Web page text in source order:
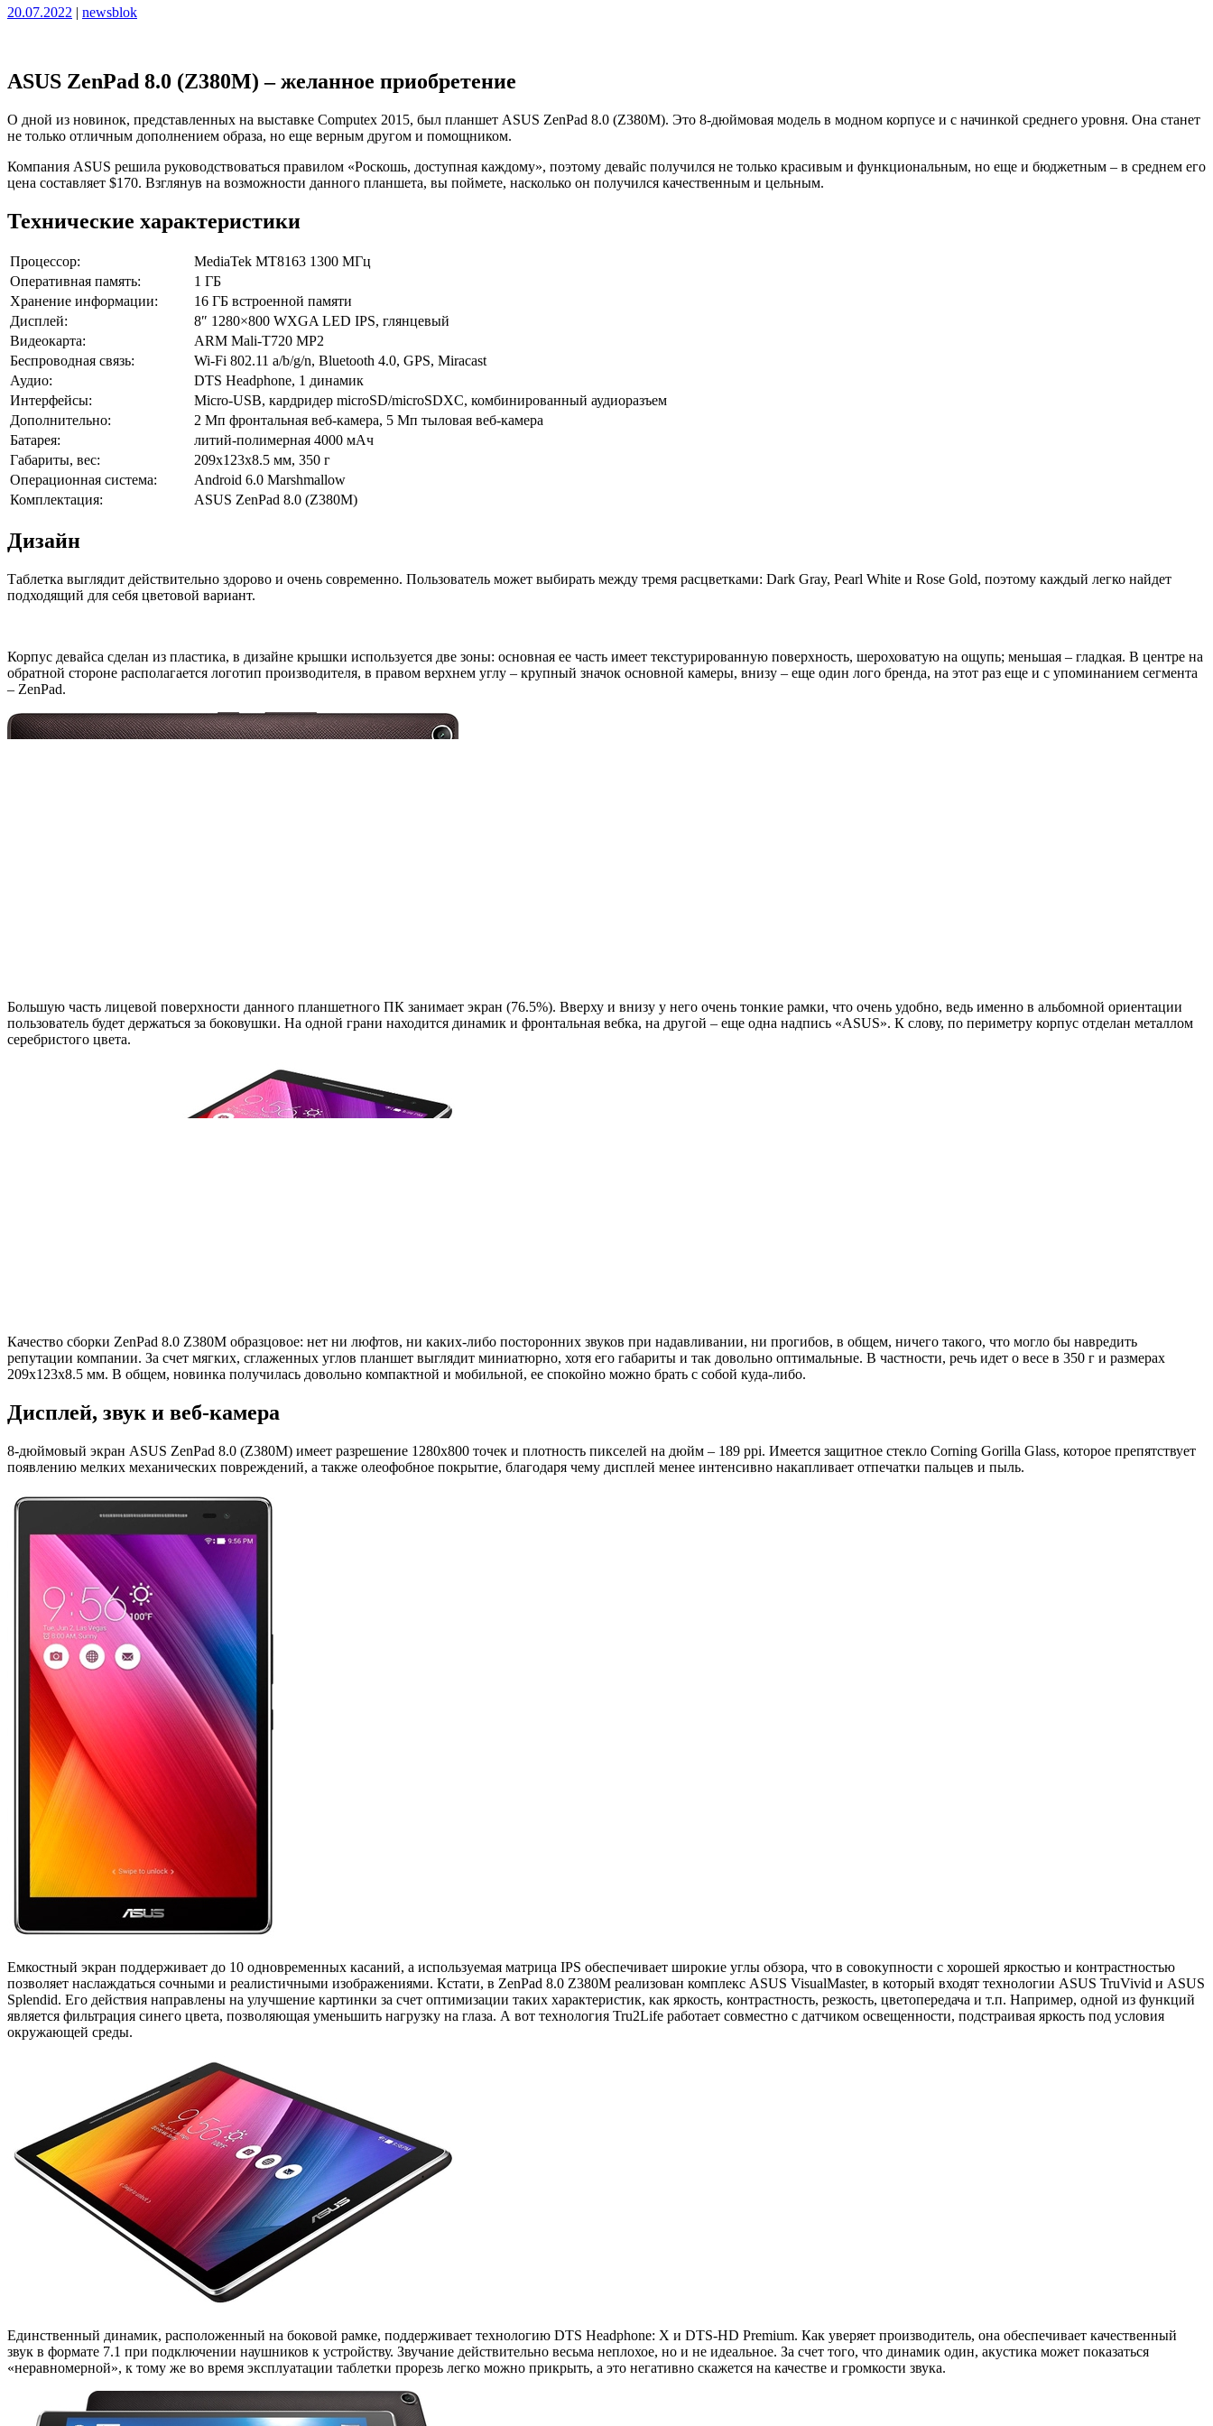
Опубликовано
20.07.2022 | Опубликовано
newsblok
ASUS ZenPad 8.0 (Z380M) – желанное приобретение
О дной из новинок, представленных на выставке Computex 2015, был планшет ASUS ZenPad 8.0 (Z380M). Это 8-дюймовая модель в модном корпусе и с начинкой среднего уровня. Она станет
не только отличным дополнением образа, но еще верным другом и помощником.
Компания ASUS решила руководствоваться правилом «Роскошь, доступная каждому», поэтому девайс получился не только красивым и функциональным, но еще и бюджетным – в среднем его
цена составляет $170. Взглянув на возможности данного планшета, вы поймете, насколько он получился качественным и цельным.
Технические характеристики
Процессор:
MediaTek MT8163 1300 МГц
Оперативная память:
1 ГБ
Хранение информации:
16 ГБ встроенной памяти
Дисплей:
8″ 1280×800 WXGA LED IPS, глянцевый
Видеокарта:
ARM Mali-T720 MP2
Беспроводная связь:
Wi-Fi 802.11 a/b/g/n, Bluetooth 4.0, GPS, Miracast
Аудио:
DTS Headphone, 1 динамик
Интерфейсы:
Micro-USB, кардридер microSD/microSDXC, комбинированный аудиоразъем
Дополнительно:
2 Мп фронтальная веб-камера, 5 Мп тыловая веб-камера
Батарея:
литий-полимерная 4000 мАч
Габариты, вес:
209х123х8.5 мм, 350 г
Операционная система:
Android 6.0 Marshmallow
Комплектация:
ASUS ZenPad 8.0 (Z380M)
Дизайн
Таблетка выглядит действительно здорово и очень современно. Пользователь может выбирать между тремя расцветками: Dark Gray, Pearl White и Rose Gold, поэтому каждый легко найдет
подходящий для себя цветовой вариант.
Корпус девайса сделан из пластика, в дизайне крышки используется две зоны: основная ее часть имеет текстурированную поверхность, шероховатую на ощупь; меньшая – гладкая. В центре на
обратной стороне располагается логотип производителя, в правом верхнем углу – крупный значок основной камеры, внизу – еще один лого бренда, на этот раз еще и с упоминанием сегмента
– ZenPad.
Большую часть лицевой поверхности данного планшетного ПК занимает экран (76.5%). Вверху и внизу у него очень тонкие рамки, что очень удобно, ведь именно в альбомной ориентации
пользователь будет держаться за боковушки. На одной грани находится динамик и фронтальная вебка, на другой – еще одна надпись «ASUS». К слову, по периметру корпус отделан металлом
серебристого цвета.
Качество сборки ZenPad 8.0 Z380M образцовое: нет ни люфтов, ни каких-либо посторонних звуков при надавливании, ни прогибов, в общем, ничего такого, что могло бы навредить
репутации компании. За счет мягких, сглаженных углов планшет выглядит миниатюрно, хотя его габариты и так довольно оптимальные. В частности, речь идет о весе в 350 г и размерах
209х123х8.5 мм. В общем, новинка получилась довольно компактной и мобильной, ее спокойно можно брать с собой куда-либо.
Дисплей, звук и веб-камера
8-дюймовый экран ASUS ZenPad 8.0 (Z380M) имеет разрешение 1280х800 точек и плотность пикселей на дюйм – 189 ppi. Имеется защитное стекло Corning Gorilla Glass, которое препятствует
появлению мелких механических повреждений, а также олеофобное покрытие, благодаря чему дисплей менее интенсивно накапливает отпечатки пальцев и пыль.
Емкостный экран поддерживает до 10 одновременных касаний, а используемая матрица IPS обеспечивает широкие углы обзора, что в совокупности с хорошей яркостью и контрастностью
позволяет наслаждаться сочными и реалистичными изображениями. Кстати, в ZenPad 8.0 Z380M реализован комплекс ASUS VisualMaster, в который входят технологии ASUS TruVivid и ASUS
Splendid. Его действия направлены на улучшение картинки за счет оптимизации таких характеристик, как яркость, контрастность, резкость, цветопередача и т.п. Например, одной из функций
является фильтрация синего цвета, позволяющая уменьшить нагрузку на глаза. А вот технология Tru2Life работает совместно с датчиком освещенности, подстраивая яркость под условия
окружающей среды.
Единственный динамик, расположенный на боковой рамке, поддерживает технологию DTS Headphone: X и DTS-HD Premium. Как уверяет производитель, она обеспечивает качественный
звук в формате 7.1 при подключении наушников к устройству. Звучание действительно весьма неплохое, но и не идеальное. За счет того, что динамик один, акустика может показаться
«неравномерной», к тому же во время эксплуатации таблетки прорезь легко можно прикрыть, а это негативно скажется на качестве и громкости звука.